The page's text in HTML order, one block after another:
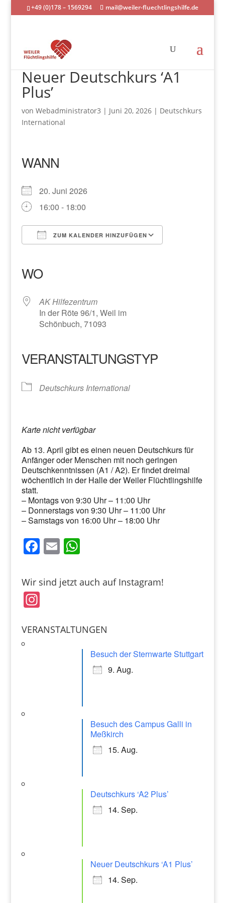
+49 (0)178 – 1569294 mail@weiler-fluechtlingshilfe.de
Neuer Deutschkurs ‘A1
Plus’
von Webadministrator3 | Juni 20, 2026| Deutschkurs
International
WANN
20. Juni 2026
16:00 - 18:00
ZUM KALENDER HINZUFÜGEN
WO
AK Hilfezentrum
In der Röte 96/1, Weil im
Schönbuch, 71093
VERANSTALTUNGSTYP
Deutschkurs International
Karte nicht verfügbar
Ab 13. April gibt es einen neuen Deutschkurs für
Anfänger oder Menschen mit noch geringen
Deutschkenntnissen (A1 / A2). Er findet dreimal
wöchentlich in der Halle der Weiler Flüchtlingshilfe
statt.
– Montags von 9:30 Uhr – 11:00 Uhr
– Donnerstags von 9:30 Uhr – 11:00 Uhr
– Samstags von 16:00 Uhr – 18:00 Uhr
F
c
e
b
o
E
ai
l
W
at
p
Wir sind jetzt auch auf Instagram!
In
a
VERANSTALTUNGEN
Besuch der Sternwarte Stuttgart
9. Aug.
Besuch des Campus Galli in
Meßkirch
15. Aug.
Deutschkurs ‘A2 Plus’
14. Sep.
Neuer Deutschkurs ‘A1 Plus’
14. Sep.